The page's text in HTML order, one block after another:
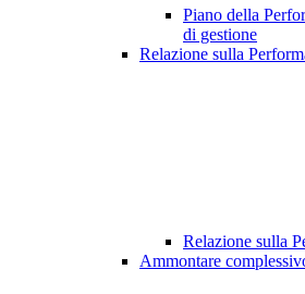
Piano della
di gestione
Relazione sulla
Relazione sulla
Ammontare